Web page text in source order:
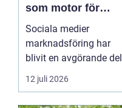
som motor för
företagstillväxt
Sociala medier
marknadsföring har
blivit en avgörande del
av hur företag växer,
bygger förtroende och
12 juli 2026